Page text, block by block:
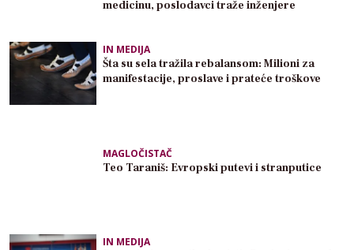
medicinu, poslodavci traže inženjere
IN MEDIJA
Šta su sela tražila rebalansom: Milioni za
manifestacije, proslave i prateće troškove
MAGLOČISTAČ
Teo Taraniš: Evropski putevi i stranputice
IN MEDIJA